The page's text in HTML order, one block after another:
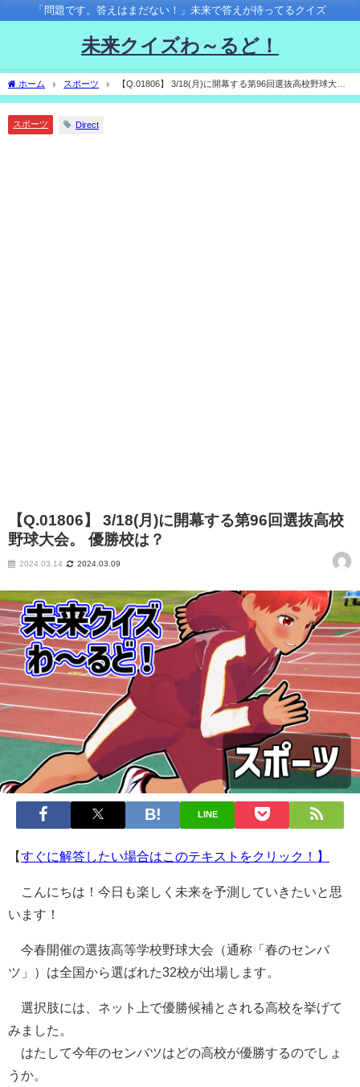
「問題です。答えはまだない！」未来で答えが待ってるクイズ
未来クイズわ～るど！
ホーム スポーツ
【Q.01806】 3/18(月)に開幕する第96回選抜高校野球大
会。 優勝校は？
スポーツ Direct
【Q.01806】 3/18(月)に開幕する第96回選抜高校
野球大会。 優勝校は？
2024.03.14 2024.03.09
LINE
【すぐに解答したい場合はこのテキストをクリック！】
こんにちは！今日も楽しく未来を予測していきたいと思
います！
今春開催の選抜高等学校野球大会（通称「春のセンバ
ツ」）は全国から選ばれた32校が出場します。
選択肢には、ネット上で優勝候補とされる高校を挙げて
みました。
はたして今年のセンバツはどの高校が優勝するのでしょ
うか。